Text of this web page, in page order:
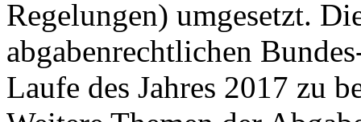
Regelungen) umgesetzt.
abgabenrechtlichen
Laufe des Jahres 2017 zu